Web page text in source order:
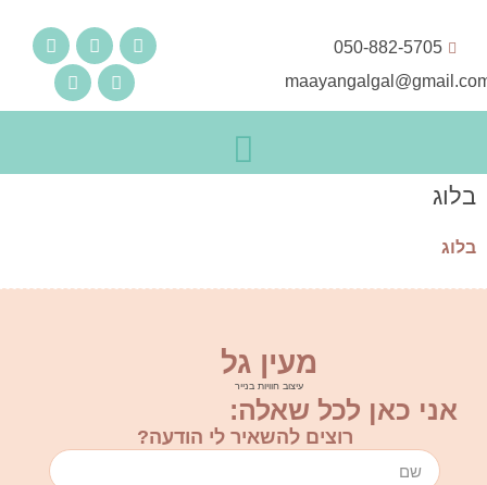
050-882-5705
בלוג
בלוג
מעין גל
עיצוב חוויות בנייר
אני כאן לכל שאלה:
רוצים להשאיר לי הודעה?